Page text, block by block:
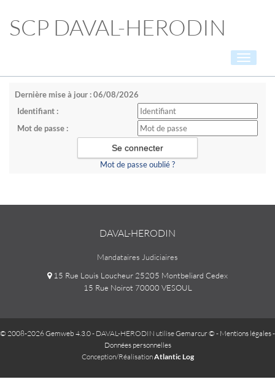
SCP DAVAL-HERODIN
Toggle
Dernière mise à jour : 06/08/2026
Identifiant :
Mot de passe :
Mot de passe oublié ?
DAVAL-HERODIN
Mandataires Judiciaires
15 Rue Louis Loucheur 25205 Montbeliard Cedex
15 Rue Noirot 70000 VESOUL
© 2008-2026 Gemweb 4.3.0- DAVAL-HERODIN utiliseGemarcur © - Mentions légales-
Données personnelles
Conception/RéalisationAtlantic Log